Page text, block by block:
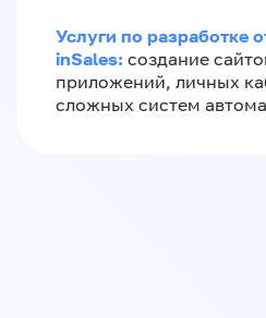
Услуги по разработке
inSales: создание
приложений, личных
сложных систем